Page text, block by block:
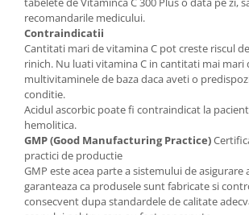
recomandarile medicului.
Contraindicatii
Cantitati mari de vitamina C pot creste riscul
rinich. Nu luati vitamina C in cantitati mai mari
multivitaminele de baza daca aveti o
conditie.
Acidul ascorbic poate fi contraindicat la
hemolitica.
GMP (Good Manufacturing Practice)
practici de productie
GMP este acea parte a sistemului de asigurare
garanteaza ca produsele sunt fabricate si
consecvent dupa standardele de calitate